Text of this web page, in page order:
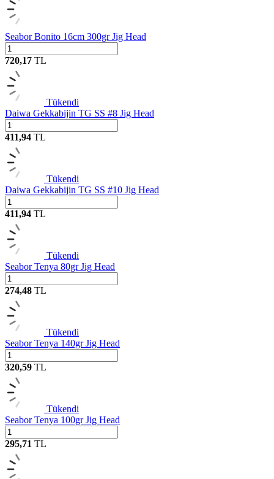
Seabor Bonito 16cm 300gr Jig Head
720,17 TL
Tükendi
Daiwa Gekkabijin TG SS #8 Jig Head
411,94 TL
Tükendi
Daiwa Gekkabijin TG SS #10 Jig Head
411,94 TL
Tükendi
Seabor Tenya 80gr Jig Head
274,48 TL
Tükendi
Seabor Tenya 140gr Jig Head
320,59 TL
Tükendi
Seabor Tenya 100gr Jig Head
295,71 TL